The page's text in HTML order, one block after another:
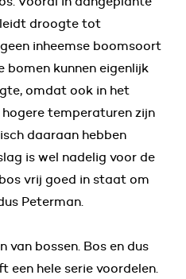
droogte tot
inheemse boomsoort
bomen kunnen eigenlijk
omdat ook in het
temperaturen zijn
daaraan hebben
is wel nadelig voor de
vrij goed in staat om
Peterman.
van bossen. Bos en dus
hele serie voordelen.